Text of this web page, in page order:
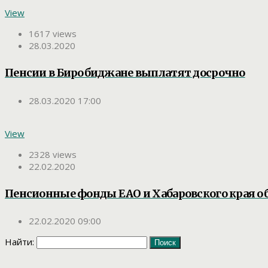
View
1617 views
28.03.2020
Пенсии в Биробиджане выплатят досрочно
28.03.2020 17:00
View
2328 views
22.02.2020
Пенсионные фонды ЕАО и Хабаровского края
22.02.2020 09:00
Найти: